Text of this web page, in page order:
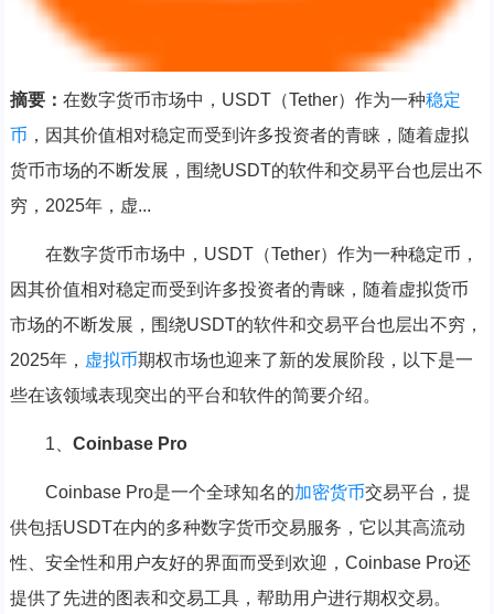
摘要： 在数字货币市场中，USDT（Tether）作为一种稳定
币 ，因其价值相对稳定而受到许多投资者的青睐，随着虚拟
货币市场的不断发展，围绕USDT的软件和交易平台也层出不
穷，2025年，虚...
在数字货币市场中，USDT（Tether）作为一种稳定币，
因其价值相对稳定而受到许多投资者的青睐，随着虚拟货币
市场的不断发展，围绕USDT的软件和交易平台也层出不穷，
2025年， 虚拟币期权市场也迎来了新的发展阶段，以下是一
些在该领域表现突出的平台和软件的简要介绍。
1、 Coinbase Pro
Coinbase Pro是一个全球知名的加密货币交易平台，提
供包括USDT在内的多种数字货币交易服务，它以其高流动
性、安全性和用户友好的界面而受到欢迎，Coinbase Pro还
提供了先进的图表和交易工具，帮助用户进行期权交易。